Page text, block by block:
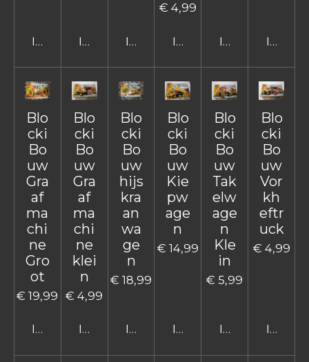
In winkelwagenIn winkelwagenIn winkelwagen
€ 4,99
In winkelwagen
In In
Blo
cki
Bo
uw
Gra
af
ma
chi
ne
Gro
ot
€ 19,99
In winkelwagen
Blo
cki
Bo
uw
Gra
af
ma
chi
ne
klei
n
€ 4,99
In winkelwagen
Blo
cki
Bo
uw
hijs
kra
an
wa
ge
n
€ 18,99
In winkelwagen
Blo
cki
Bo
uw
Kie
pw
age
n
€ 14,99
In winkelwagen
Blo
cki
Bo
uw
Tak
elw
age
n
Kle
in
€ 5,99
In
Blo
cki
Bo
uw
Vor
kh
eftr
uck
€ 4,99
In